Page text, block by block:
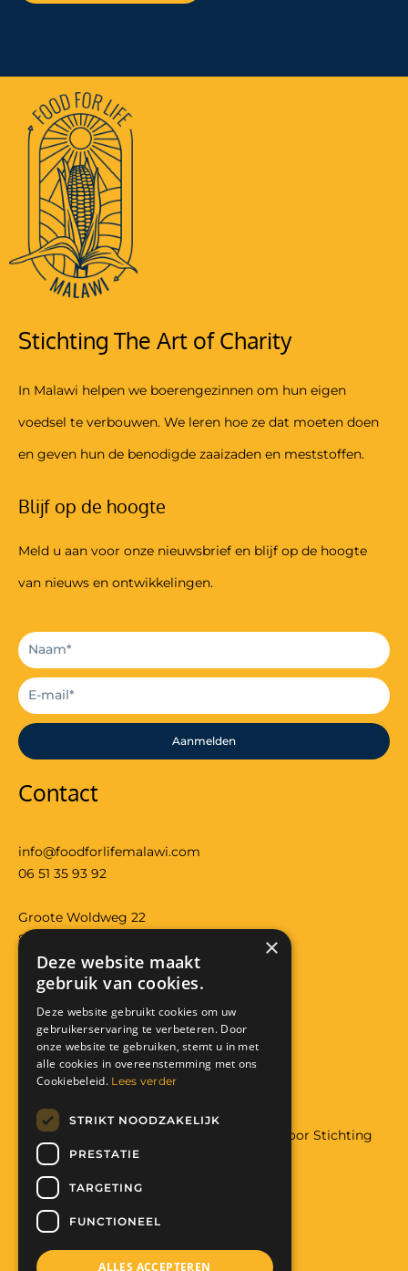
Stichting The Art of Charity
In Malawi helpen we boerengezinnen om hun eigen
voedsel te verbouwen. We leren hoe ze dat moeten doen
en geven hun de benodigde zaaizaden en meststoffen.
Blijf op de hoogte
Meld u aan voor onze nieuwsbrief en blijf op de hoogte
van nieuws en ontwikkelingen.
Aanmelden
Contact
info@foodforlifemalawi.com
06 51 35 93 92
Groote Woldweg 22
8097RS Oosterwolde (gld)
Bank: NL29 RABO 0118 3557 32
KVK: 08224426
Anbi: RSIN 822291319
Facebook
Instagram
Donatie
Wilt u meer weten over hulp aan Malawi door Stichting
The Art of Charity
Met uw hulp maakt u het mogelijk:
Help mee. Doneer nu!
×
Deze website maakt
gebruik van cookies.
Deze website gebruikt cookies om uw
gebruikerservaring te verbeteren. Door
onze website te gebruiken, stemt u in met
alle cookies in overeenstemming met ons
Cookiebeleid. Lees verder
STRIKT NOODZAKELIJK
PRESTATIE
TARGETING
FUNCTIONEEL
ALLES ACCEPTEREN